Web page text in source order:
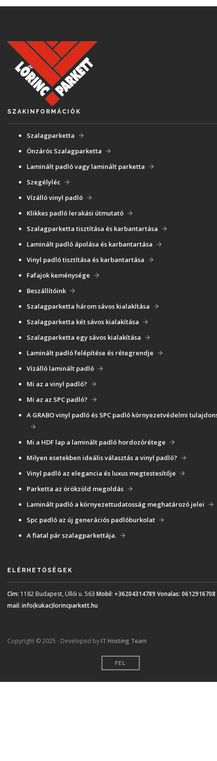
SZAKINFORMÁCIÓK
Szalagparketta
Önzárós Szalagparketta
Laminált padló vagy laminált parketta
Szegélyléc
Vízálló vinyl padló
Klikkes padló lerakási útmutató
Szalagparketta tisztítása és karbantartása
Laminált padló ápolása és karbantartása
Vinyl padló tisztítása és karbantartása
Fafajok keménysége
Beszállítóink
Szalagparketta három sávos kialakítása
Szalagparketta két sávos kialakítása
Szalagparketta egy sávos kialakítása
Laminált padló felépítése és rétegrendje
Vízálló laminált padló
Mi az a vinyl padló?
Mi az az SPC padló?
A GRABO vinyl padló és SPC padló környezetvédelmi
Mi a HDF lap a laminált padló hordozórétege
Milyen esetekben ideális választás a vinyl padló?
Vinyl padló az elegancia és luxus megtestesítője
Parketta az örökzöld megoldás
Laminált padló a környezettudatosság meghatározó jelei
Spc padló az új generációs padlóburkolat
A fiatal pár szalagparkettája.
ELÉRHETŐSÉGEK
Cím: 1182 Budapest, Üllői u. 563 Mobil: +36204314789 Vonalas: 0612916708
mail: info(kukac)lorincparkett.hu
Copyright © 2025 - Developed byIT Hosting Team
FEL